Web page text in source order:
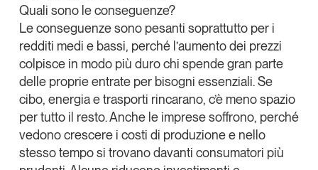
Quali sono le conseguenze?
Le conseguenze sono pesanti soprattutto per i
redditi medi e bassi, perché l’aumento dei prezzi
colpisce in modo più duro chi spende gran parte
delle proprie entrate per bisogni essenziali. Se
cibo, energia e trasporti rincarano, c’è meno spazio
per tutto il resto. Anchele imprese soffrono, perché
vedono crescere i costi di produzionee nello
stesso tempo si trovano davanti consumatori più